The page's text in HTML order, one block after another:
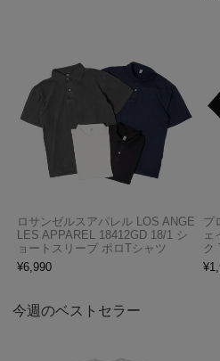
ロサンゼルスアパレル LOS ANGE
LES APPAREL 18412GD 18/1 シ
ョートスリーブ ポロTシャツ
¥6,990
プ
ェ
ク
¥
今週のベストセラー